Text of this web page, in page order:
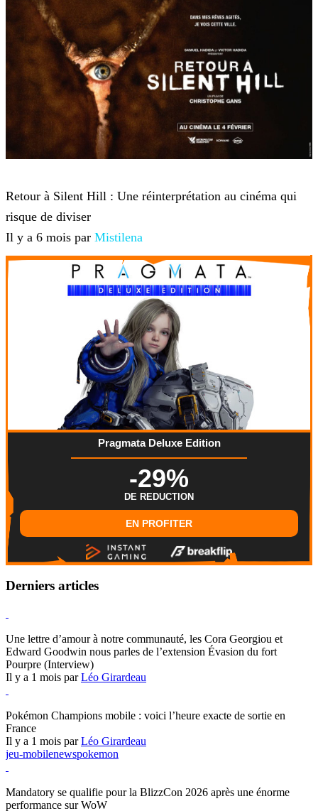
Retour à Silent Hill : Une réinterprétation au cinéma qui
risque de diviser
Il y a 6 mois par Mistilena
Pragmata Deluxe Edition
-29%
DE REDUCTION
EN PROFITER
Derniers articles
Une lettre d’amour à notre communauté, les Cora Georgiou et
Edward Goodwin nous parles de l’extension Évasion du fort
Pourpre (Interview)
Il y a 1 mois parLéo Girardeau
Pokémon Champions mobile : voici l’heure exacte de sortie en
France
Il y a 1 mois parLéo Girardeau
jeu-mobilenewspokemon
Mandatory se qualifie pour la BlizzCon 2026 après une énorme
performance sur WoW